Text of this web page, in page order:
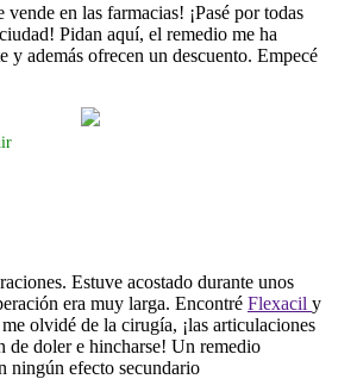
vende en las farmacias! ¡Pasé por todas
Pidan aquí, el remedio me ha
y además ofrecen un descuento. Empecé
Estuve acostado durante unos
era muy larga. Encontré Flexacil y
olvidé de la cirugía, ¡las articulaciones
de doler e hincharse! Un remedio
ningún efecto secundario